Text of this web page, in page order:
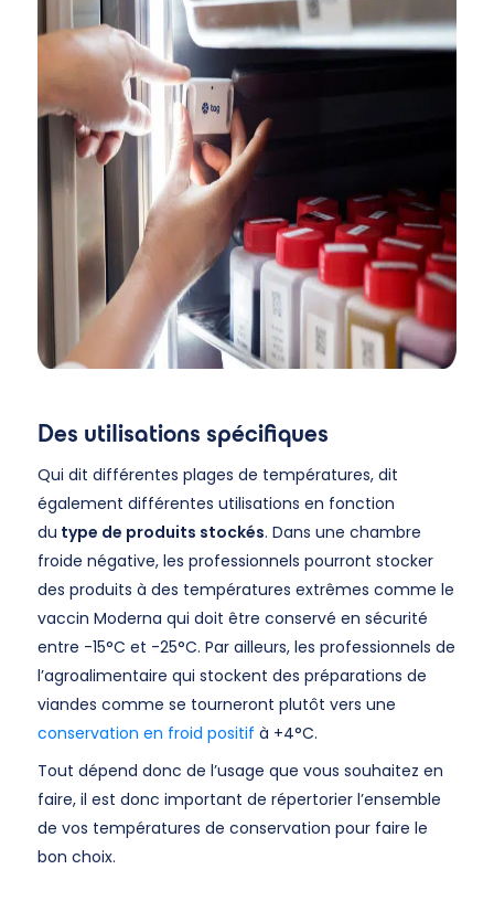
Des utilisations spécifiques
Qui dit différentes plages de températures, dit
également différentes utilisations en fonction
du type de produits stockés. Dans une chambre
froide négative, les professionnels pourront stocker
des produits à des températures extrêmes comme le
vaccin Moderna qui doit être conservé en sécurité
entre -15°C et -25°C. Par ailleurs, les professionnels de
l’agroalimentaire qui stockent des préparations de
viandes comme se tourneront plutôt vers une
conservation en froid positif à +4°C.
Tout dépend donc de l’usage que vous souhaitez en
faire, il est donc important de répertorier l’ensemble
de vos températures de conservation pour faire le
bon choix.